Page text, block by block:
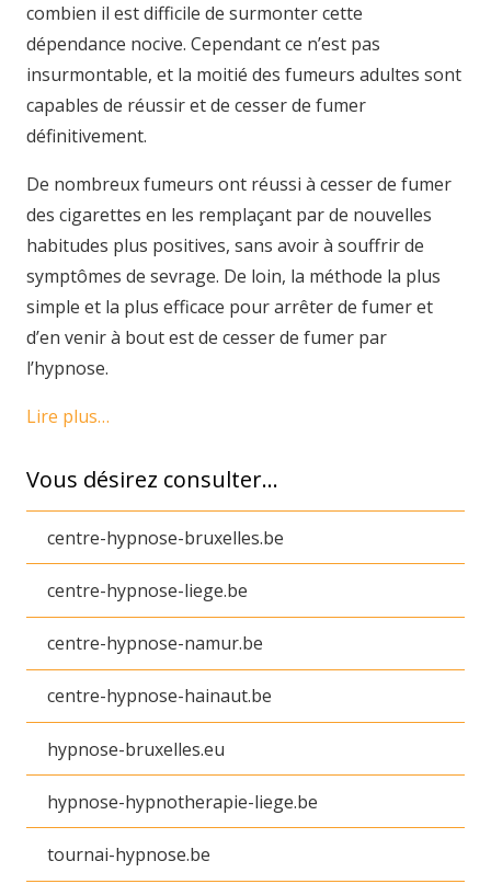
combien il est difficile de surmonter cette
dépendance nocive. Cependant ce n’est pas
insurmontable, et la moitié des fumeurs adultes sont
capables de réussir et de cesser de fumer
définitivement.
De nombreux fumeurs ont réussi à cesser de fumer
des cigarettes en les remplaçant par de nouvelles
habitudes plus positives, sans avoir à souffrir de
symptômes de sevrage. De loin, la méthode la plus
simple et la plus efficace pour arrêter de fumer et
d’en venir à bout est de cesser de fumer par
l’hypnose.
Lire plus…
Vous désirez consulter…
centre-hypnose-bruxelles.be
centre-hypnose-liege.be
centre-hypnose-namur.be
centre-hypnose-hainaut.be
hypnose-bruxelles.eu
hypnose-hypnotherapie-liege.be
tournai-hypnose.be